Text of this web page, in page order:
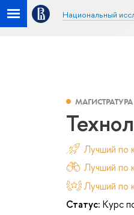
Национальный
Лучший по
Лучший по
Лучший по
Статус: Курс